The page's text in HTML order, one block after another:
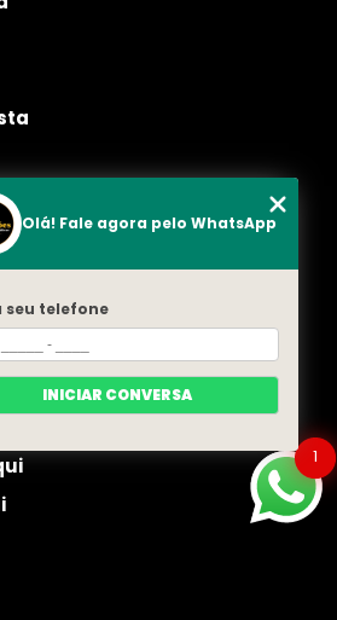
1
Olá! Fale agora pelo WhatsApp
seu telefone
INICIAR CONVERSA